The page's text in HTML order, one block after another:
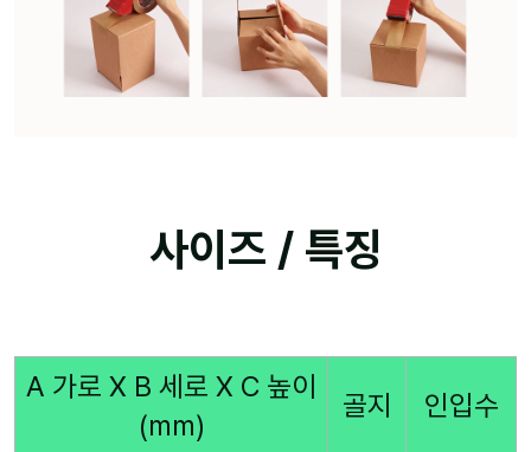
사이즈 / 특징
A 가로 X B 세로 X C 높이
(mm)
골지 인입수